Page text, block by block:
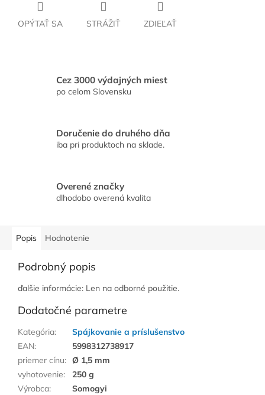
OPÝTAŤ SA STRÁŽIŤ ZDIEĽAŤ
Cez 3000 výdajných miest
po celom Slovensku
Doručenie do druhého dňa
iba pri produktoch na sklade.
Overené značky
dlhodobo overená kvalita
Popis Hodnotenie
Podrobný popis
ďalšie informácie: Len na odborné použitie.
Dodatočné parametre
Kategória:
Spájkovanie a príslušenstvo
EAN:
5998312738917
priemer cínu: Ø 1,5 mm
vyhotovenie:
250 g
Výrobca:
Somogyi